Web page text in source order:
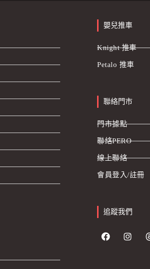
嬰兒推車
Knight 推車
Petalo 推車
聯絡門市
門市據點
聯絡PERO
線上聯絡
會員登入/註冊
追蹤我們